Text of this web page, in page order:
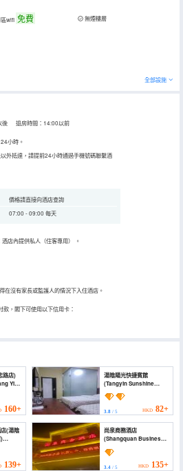
wifi 免費
無煙樓層
全部設施
後 退房時間：14:00以前
小時。
外抵達，請提前24小時通過手機號碼聯繫酒
價格請直接向酒店查詢
07:00 - 09:00 每天
店內提供私人（住客專用） 。
在沒有家長或監護人的情況下入住酒店。
款，閣下可使用以下信用卡：
路店)
Yin
160+
湯陰陽光快捷賓館
(Tangyin Sunshine
Express Hotel)
3.8/ 5 HKD 82+
(湯陰
139+
尚泉商務酒店
(Shangquan Business
Hotel)
3.4/ 5 HKD 135+